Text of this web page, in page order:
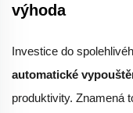
výhoda
Investice do
automatické
produktivity. Znamená